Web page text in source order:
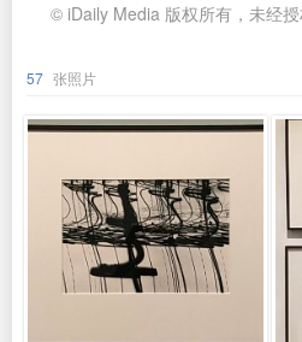
© iDaily Media 版权所有，未经授
57 张照片